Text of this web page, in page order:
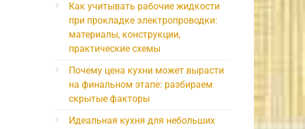
Как учитывать рабочие жидкости
при прокладке электропроводки:
материалы, конструкции,
практические схемы
Почему цена кухни может вырасти
на финальном этапе: разбираем
скрытые факторы
Идеальная кухня для небольших